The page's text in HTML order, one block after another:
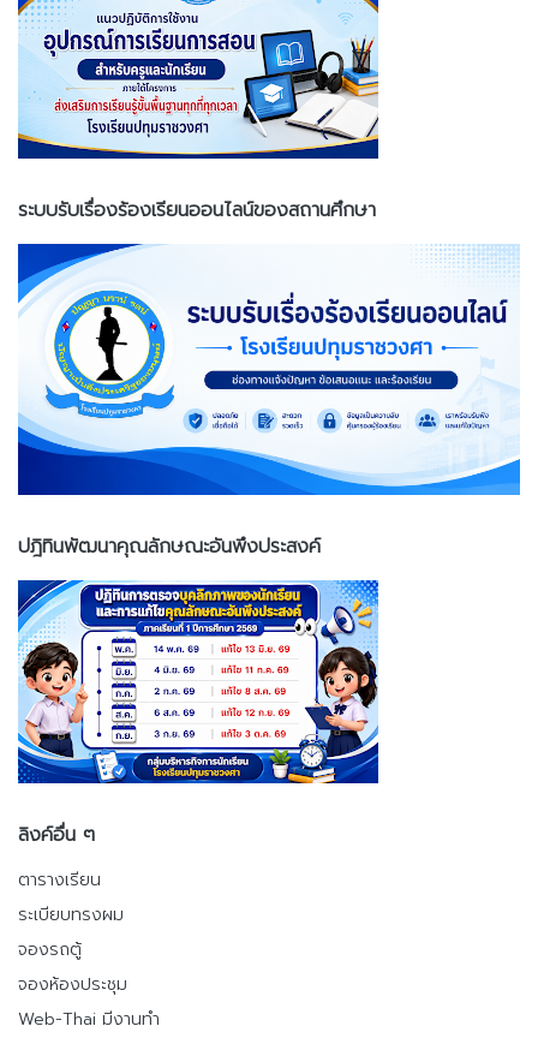
ระบบรับเรื่องร้องเรียนออนไลน์ของสถานศึกษา
ปฎิทินพัฒนาคุณลักษณะอันพึงประสงค์
ลิงค์อื่น ๆ
ตารางเรียน
ระเบียบทรงผม
จองรถตู้
จองห้องประชุม
Web-Thai มีงานทำ